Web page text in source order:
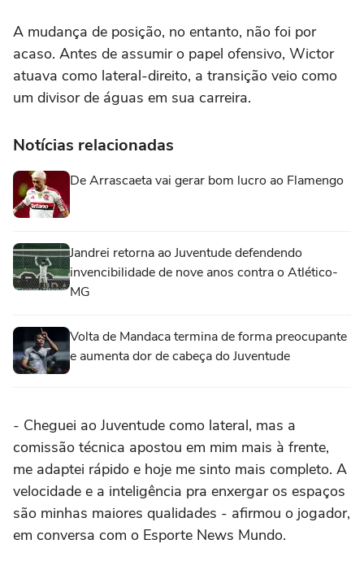
A mudança de posição, no entanto, não foi por
acaso. Antes de assumir o papel ofensivo, Wictor
atuava como lateral-direito, a transição veio como
um divisor de águas em sua carreira.
Notícias relacionadas
De Arrascaeta vai gerar bom lucro ao Flamengo
Jandrei retorna ao Juventude defendendo
invencibilidade de nove anos contra o Atlético-
MG
Volta de Mandaca termina de forma preocupante
e aumenta dor de cabeça do Juventude
- Cheguei ao Juventude como lateral, mas a
comissão técnica apostou em mim mais à frente,
me adaptei rápido e hoje me sinto mais completo. A
velocidade e a inteligência pra enxergar os espaços
são minhas maiores qualidades - afirmou o jogador,
em conversa com o Esporte News Mundo.